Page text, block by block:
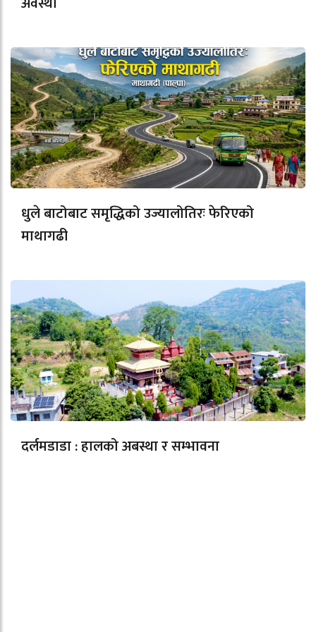
धुले बाटोबाट समृद्धिको उज्यालोतिरः फेरिएको
माथागढी
दर्लमडाडा : हालको अबस्था र सम्भावना